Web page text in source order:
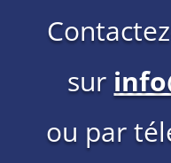
sur
ou par